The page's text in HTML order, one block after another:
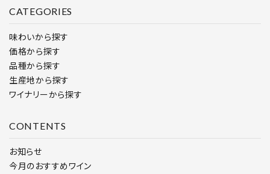
CATEGORIES
味わいから探す
価格から探す
品種から探す
生産地から探す
ワイナリーから探す
CONTENTS
お知らせ
今月のおすすめワイン